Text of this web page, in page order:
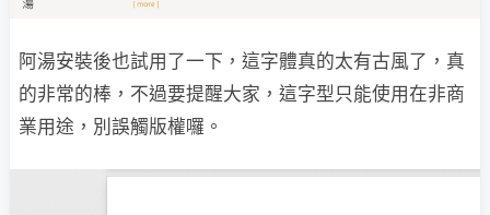
阿湯安裝後也試用了一下，這字體真的太有古風了，真
的非常的棒，不過要提醒大家，這字型只能使用在非商
業用途，別誤觸版權囉。